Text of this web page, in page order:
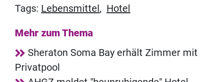
Tags: Lebensmittel , Hotel
Mehr zum Thema
Sheraton Soma Bay erhält Zimmer mit
Privatpool